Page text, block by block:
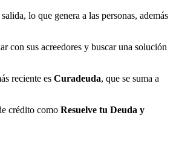
lo que genera a las personas, además
con sus acreedores y buscar una solución
reciente es Curadeuda, que se suma a
crédito como Resuelve tu Deuda y